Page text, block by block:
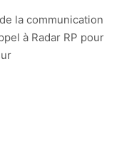
la communication
à Radar RP pour